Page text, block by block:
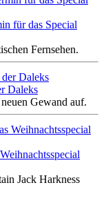
für das Special
Fernsehen.
Daleks
Gewand auf.
Jack Harkness